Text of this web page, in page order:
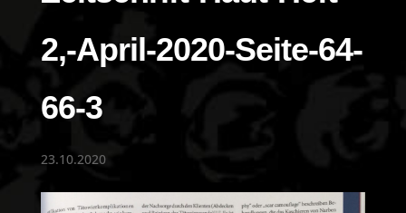
2,-April-2020-Seite-64-
66-3
23.10.2020